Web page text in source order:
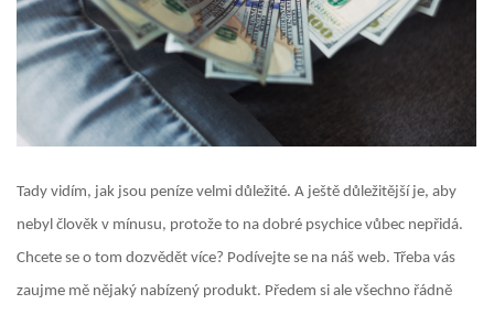
Tady vidím, jak jsou peníze velmi důležité. A ještě důležitější je, aby
nebyl člověk v mínusu, protože to na dobré psychice vůbec nepřidá.
Chcete se o tom dozvědět více? Podívejte se na náš web. Třeba vás
zaujme mě nějaký nabízený produkt. Předem si ale všechno řádně